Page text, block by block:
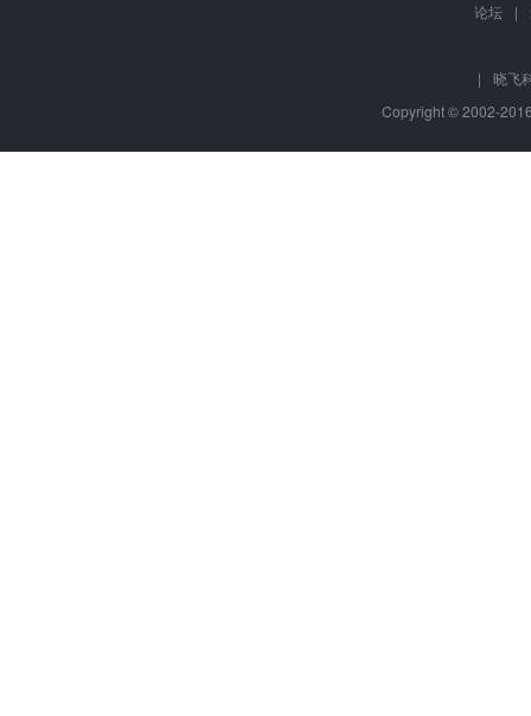
论坛
|
|
晓飞
Copyright © 2002-